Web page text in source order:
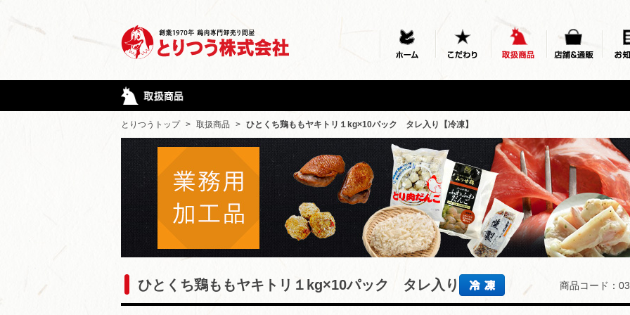
とりつうトップ > 取扱商品 > ひとくち鶏ももヤキトリ１kg×10パック タレ入り【冷凍】
ひとくち鶏ももヤキトリ１kg×10パック タレ入り 商品コード：